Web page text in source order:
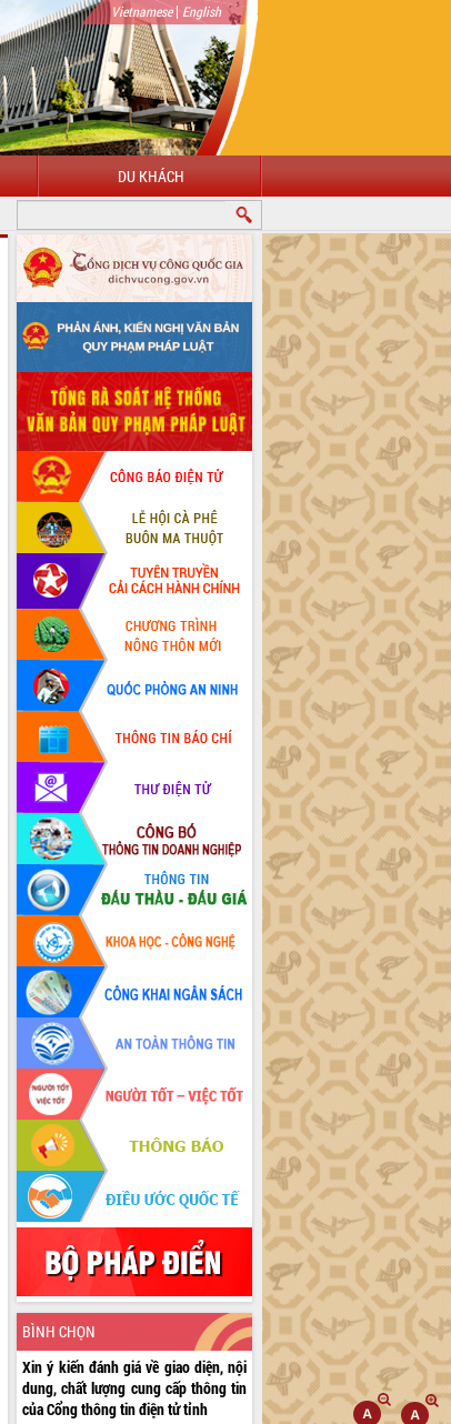
Vietnamese| English
DU KHÁCH
BÌNH CHỌN
Xin ý kiến đánh giá về giao diện, nội
dung, chất lượng cung cấp thông tin
của Cổng thông tin điện tử tỉnh